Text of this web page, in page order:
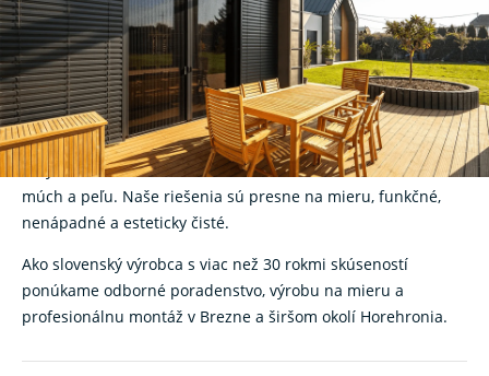
pokojné bývanie bez
hmyzu
Hľadáte kvalitnésieťky na oknáv Brezne? VK‑systeme
navrhujeme, vyrábame a montujeme moderné siete proti
hmyzu, ktoré vám umožnia nerušene vetrať bez komárov,
múch a peľu. Naše riešenia sú presne na mieru, funkčné,
nenápadné a esteticky čisté.
Ako slovenský výrobca s viac než 30 rokmi skúseností
ponúkame odborné poradenstvo, výrobu na mieru a
profesionálnu montáž v Brezne a širšom okolí Horehronia.